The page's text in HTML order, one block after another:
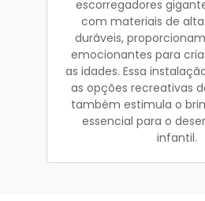
escorregadores
com materiais de
duráveis,
emocionantes para
as idades. Essa
as opções recreativas
também estimula o
essencial para o
infantil.